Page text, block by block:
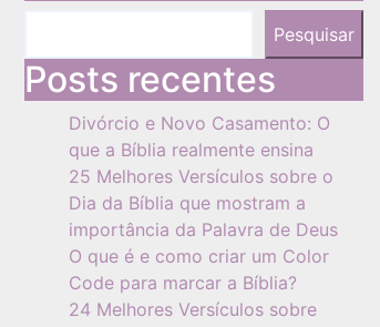
Pesquisar
Posts recentes
Divórcio e Novo Casamento: O
que a Bíblia realmente ensina
25 Melhores Versículos sobre o
Dia da Bíblia que mostram a
importância da Palavra de Deus
O que é e como criar um Color
Code para marcar a Bíblia?
24 Melhores Versículos sobre